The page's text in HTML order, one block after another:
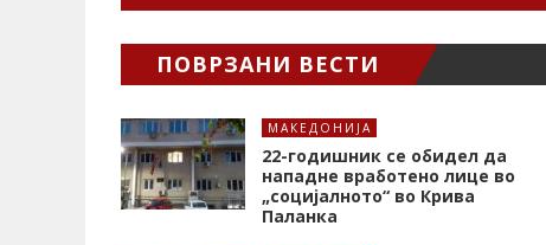
ПОВРЗАНИ ВЕСТИ
МАКЕДОНИЈА
22-годишник се обидел да
нападне вработено лице во
„социјалното“ во Крива
Паланка